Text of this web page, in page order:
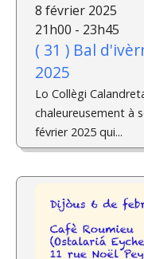
8 février 2025
21h00 - 23h45
( 31 ) Bal
2025
Lo Collègi
chaleureusement à
février 2025 qui...